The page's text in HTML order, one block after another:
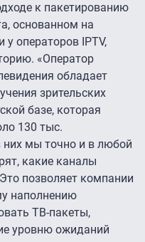
к пакетированию
основанном на
у операторов IPTV,
«Оператор
обладает
зрительских
базе, которая
130 тыс.
мы точно и в любой
какие каналы
позволяет компании
наполнению
ТВ-пакеты,
уровню ожиданий